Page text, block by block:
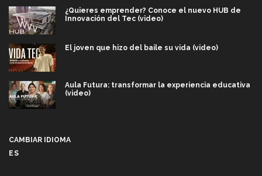
¿Quieres emprender? Conoce el nuevo HUB de
Innovación del Tec (video)
El joven que hizo del baile su vida (video)
Aula Futura: transformar la experiencia educativa
(video)
CAMBIAR IDIOMA
ES